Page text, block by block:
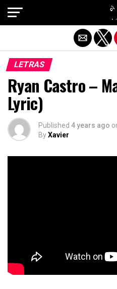
LETRAS
Ryan Castro –
Lyric)
Published 4 years ago
ByXavier
Exit